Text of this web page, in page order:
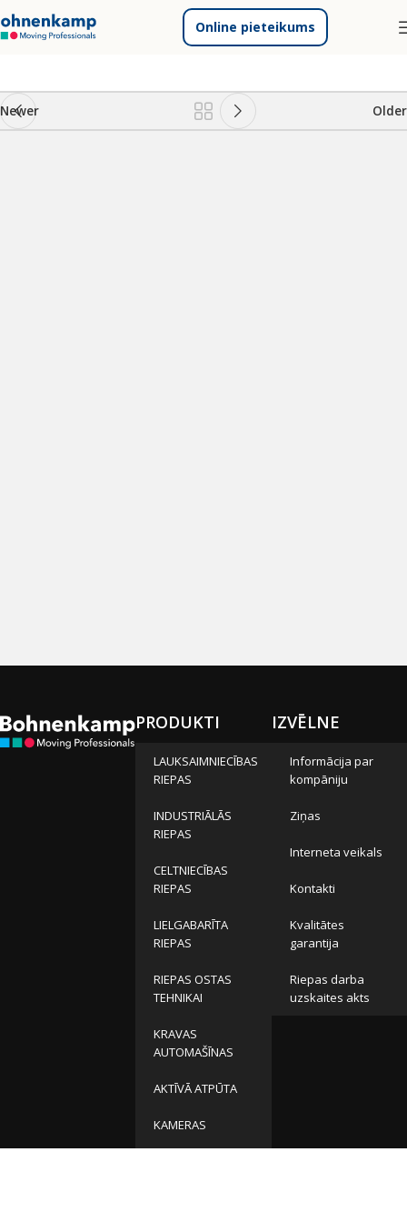
Online pieteikums
Newer Older
PRODUKTI
LAUKSAIMNIECĪBAS
RIEPAS
INDUSTRIĀLĀS
RIEPAS
CELTNIECĪBAS
RIEPAS
LIELGABARĪTA
RIEPAS
RIEPAS OSTAS
TEHNIKAI
KRAVAS
AUTOMAŠĪNAS
AKTĪVĀ ATPŪTA
KAMERAS
IZVĒLNE
Informācija par
kompāniju
Ziņas
Interneta veikals
Kontakti
Kvalitātes
garantija
Riepas darba
uzskaites akts